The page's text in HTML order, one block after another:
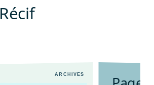
Récif
En savo
ARCHIVES